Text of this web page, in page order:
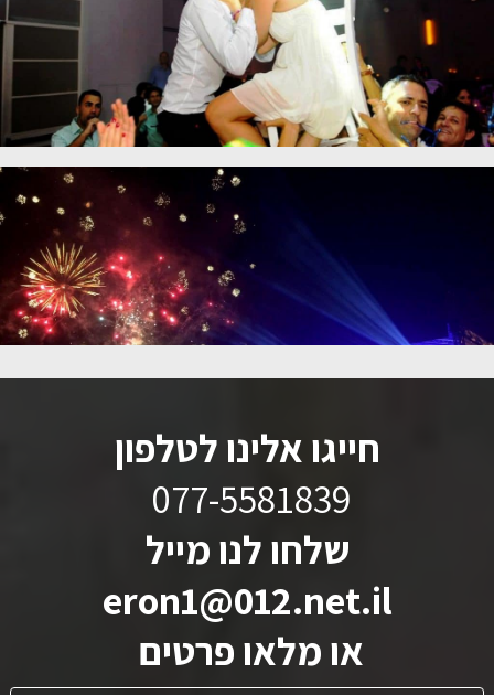
חייגו אלינו לטלפון
077-5581839
שלחו לנו מייל
eron1@012.net.il
או מלאו פרטים